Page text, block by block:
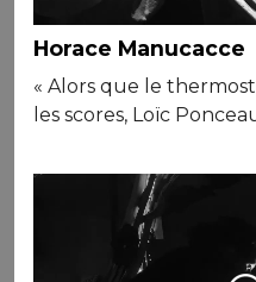
Horace Manucacce
« Alors que le
les scores, Loïc